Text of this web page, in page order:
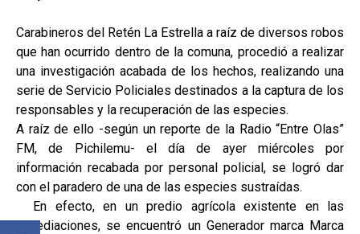
Carabineros del Retén La Estrella a raíz de diversos robos
que han ocurrido dentro de la comuna, procedió a realizar
una investigación acabada de los hechos, realizando una
serie de Servicio Policiales destinados a la captura de los
responsables y la recuperación de las especies.
A raíz de ello -según un reporte de la Radio “Entre Olas”
FM, de Pichilemu- el día de ayer miércoles por
información recabada por personal policial, se logró dar
con el paradero de una de las especies sustraídas.
En efecto, en un predio agrícola existente en las
inmediaciones, se encuentró un Generador marca Marca